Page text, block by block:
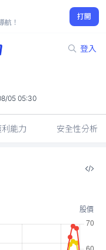
航！
打開
登入
05 05:30
利能力 安全性分析